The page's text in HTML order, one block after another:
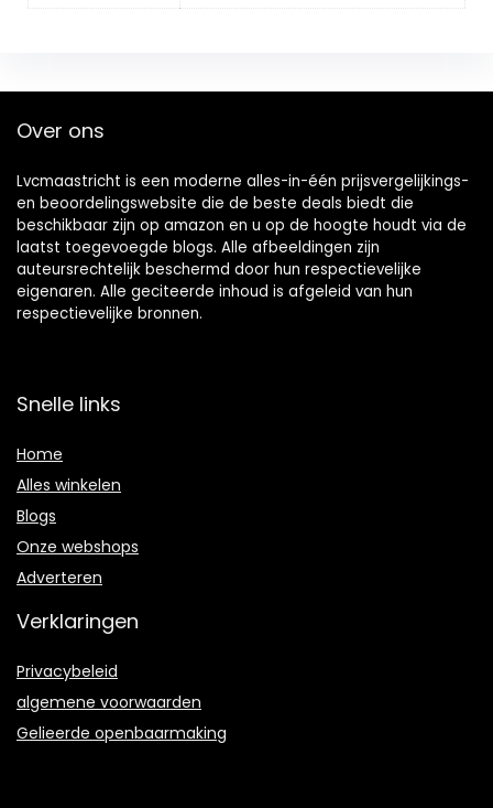
Over ons
Lvcmaastricht is een moderne alles-in-één prijsvergelijkings-
en beoordelingswebsite die de beste deals biedt die
beschikbaar zijn op amazon en u op de hoogte houdt via de
laatst toegevoegde blogs. Alle afbeeldingen zijn
auteursrechtelijk beschermd door hun respectievelijke
eigenaren. Alle geciteerde inhoud is afgeleid van hun
respectievelijke bronnen.
Snelle links
Home
Alles winkelen
Blogs
Onze webshops
Adverteren
Verklaringen
Privacybeleid
algemene voorwaarden
Gelieerde openbaarmaking